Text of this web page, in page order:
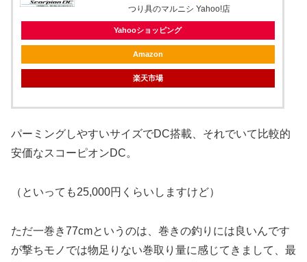
つり具のマルニシ Yahoo!店
Yahooショッピング
Amazon
楽天市場
パーミングしやすいサイズでDC搭載、それでいて比較的
安価なスコーピオンDC。
（といっても25,000円くらいしますけど）
ただ一巻き77cmというのは、巻きの釣りには良いんです
が撃ちモノでは物足りない巻取り量に感じてきまして、最